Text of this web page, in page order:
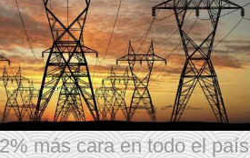
más cara en todo el país